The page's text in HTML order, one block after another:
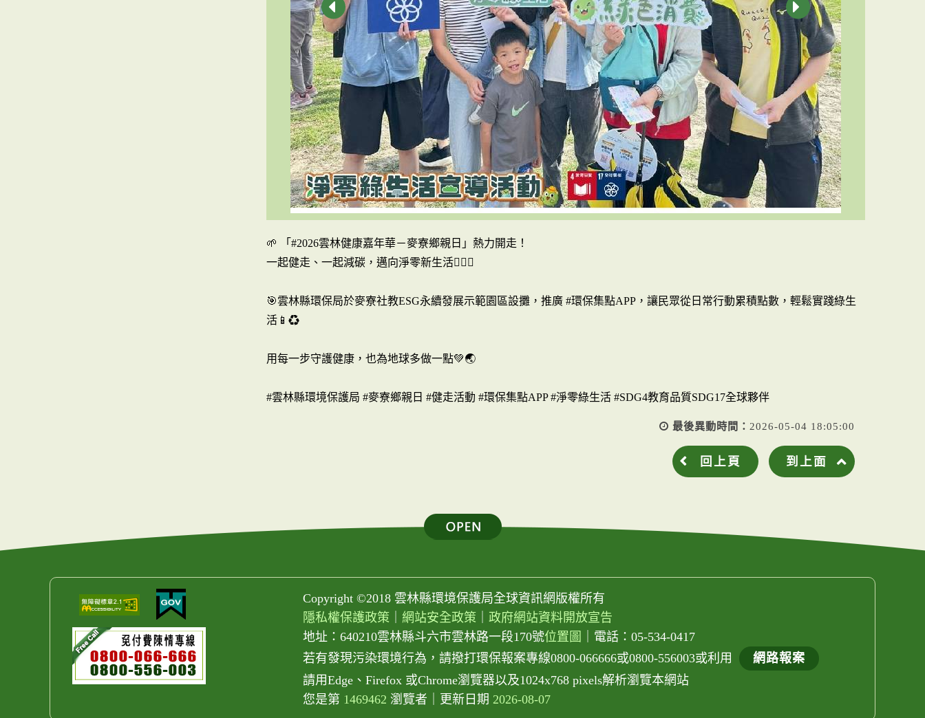
🌱 「#2026雲林健康嘉年華－麥寮鄉親日」熱力開走！
一起健走、一起減碳，邁向淨零新生活🚶‍♂️✨
🎯雲林縣環保局於麥寮社教ESG永續發展示範園區設攤，推廣 #環保集點APP，讓民眾從日常行動累積點數，輕鬆實踐綠生
活📱♻️
用每一步守護健康，也為地球多做一點💚🌏
#雲林縣環境保護局 #麥寮鄉親日 #健走活動 #環保集點APP #淨零綠生活 #SDG4教育品質SDG17全球夥伴
最後異動時間： 2026-05-04 18:05:00
回上頁 到上面
Copyright ©2018 雲林縣環境保護局全球資訊網版權所有
隱私權保護政策
網站安全政策 ｜政府網站資料開放宣告
地址：640210雲林縣斗六市雲林路一段170號位置圖
電話：05-534-0417
若有發現污染環境行為，請撥打環保報案專線0800-066666或0800-556003或利用
網路報案
請用Edge、Firefox 或Chrome瀏覽器以及1024x768 pixels解析瀏覽本網站
您是第 1469462 瀏覽者 更新日期2026-08-07